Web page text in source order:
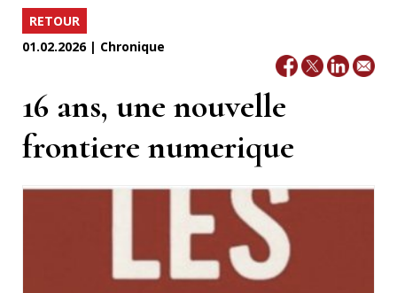
RETOUR
01.02.2026 | Chronique
16 ans, une nouvelle
frontiere numerique